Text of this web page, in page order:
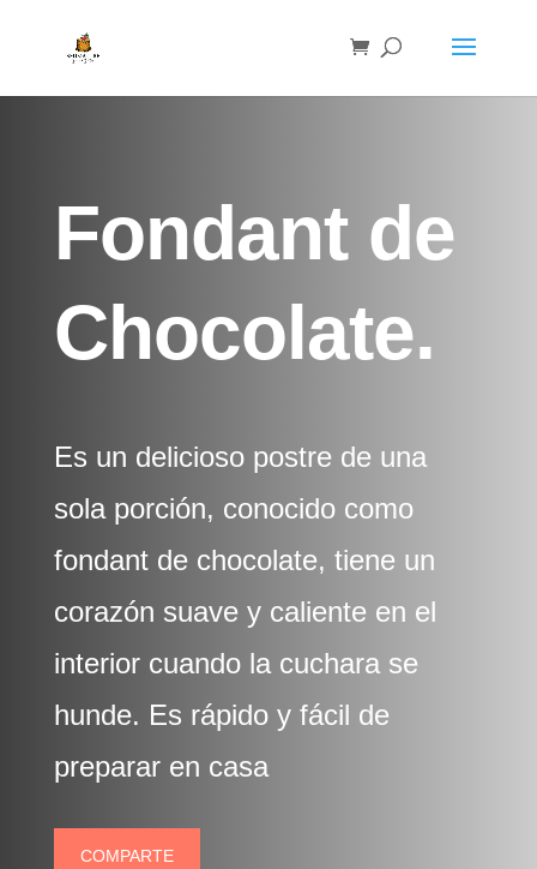
Fondant de
Chocolate.
Es un delicioso postre de una
sola porción, conocido como
fondant de chocolate, tiene un
corazón suave y caliente en el
interior cuando la cuchara se
hunde. Es rápido y fácil de
preparar en casa
COMPARTE